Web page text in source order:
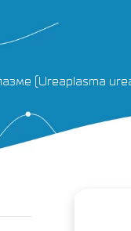
(Ureaplasma